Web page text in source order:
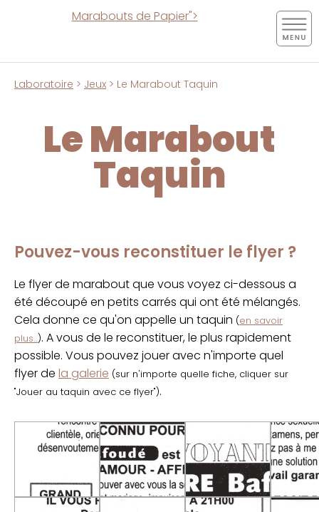
Marabouts de Papier">
Laboratoire > Jeux > Le Marabout Taquin
Le Marabout
Taquin
Pouvez-vous reconstituer le flyer ?
Le flyer de marabout que vous voyez ci-dessous a
été découpé en petits carrés qui ont été mélangés.
Cela donne ce qu'on appelle un taquin (en savoir
plus...). A vous de le reconstituer, le plus rapidement
possible. Vous pouvez jouer avec n'importe quel
flyer de la galerie (sur n'importe quelle fiche, cliquer sur
"Jouer au taquin avec ce flyer").